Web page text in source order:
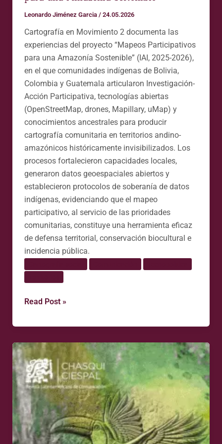
Leonardo Jiménez Garcia / 24.05.2026
Cartografía en Movimiento 2 documenta las
experiencias del proyecto “Mapeos Participativos
para una Amazonía Sostenible” (IAI, 2025-2026),
en el que comunidades indígenas de Bolivia,
Colombia y Guatemala articularon Investigación-
Acción Participativa, tecnologías abiertas
(OpenStreetMap, drones, Mapillary, uMap) y
conocimientos ancestrales para producir
cartografía comunitaria en territorios andino-
amazónicos históricamente invisibilizados. Los
procesos fortalecieron capacidades locales,
generaron datos geoespaciales abiertos y
establecieron protocolos de soberanía de datos
indígenas, evidenciando que el mapeo
participativo, al servicio de las prioridades
comunitarias, constituye una herramienta eficaz
de defensa territorial, conservación biocultural e
incidencia pública.
Read Post »
Mapear
para
defender
la
vida:
tecnologías
abiertas
y